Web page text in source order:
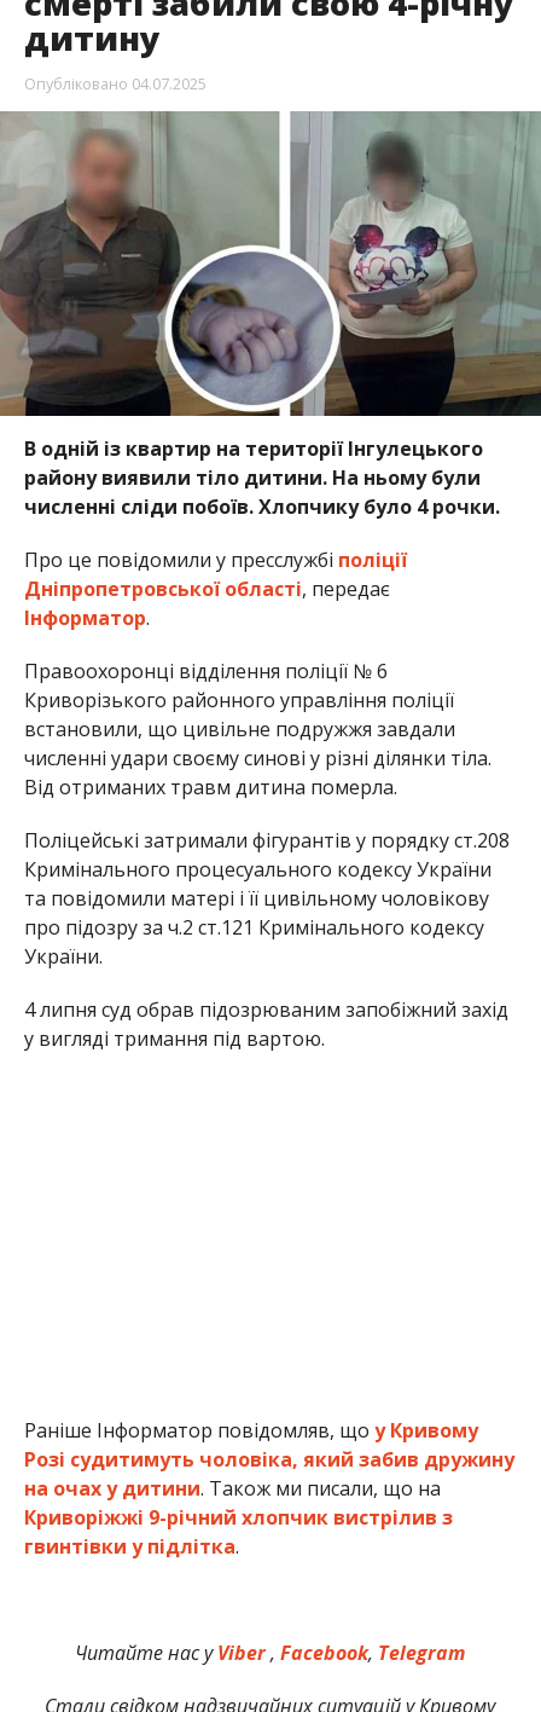
дитину
Опубліковано 04.07.2025
В одній із квартир на території Інгулецького
району виявили тіло дитини. На ньому були
численні сліди побоїв. Хлопчику було 4 рочки.
Про це повідомили у пресслужбі поліції
Дніпропетровської області, передає
Інформатор.
Правоохоронці відділення поліції № 6
Криворізького районного управління поліції
встановили, що цивільне подружжя завдали
численні удари своєму синові у різні ділянки тіла.
Від отриманих травм дитина померла.
Поліцейські затримали фігурантів у порядку ст.208
Кримінального процесуального кодексу України
та повідомили матері і її цивільному чоловікову
про підозру за ч.2 ст.121 Кримінального кодексу
України.
4 липня суд обрав підозрюваним запобіжний захід
у вигляді тримання під вартою.
Раніше Інформатор повідомляв, що у Кривому
Розі судитимуть чоловіка, який забив дружину
на очах у дитини. Також ми писали, що на
Криворіжжі 9-річний хлопчик вистрілив з
гвинтівки у підлітка.
Читайте нас уViber,Facebook, Telegram
Стали свідком надзвичайних ситуацій у Кривому